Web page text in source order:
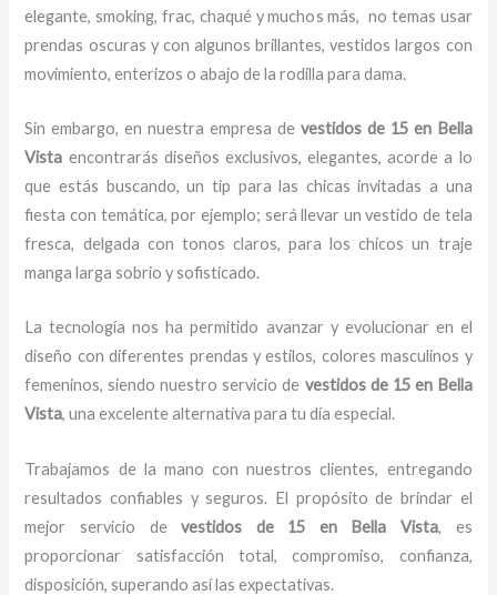
elegante, smoking, frac, chaqué y muchos más, no temas usar
prendas oscuras y con algunos brillantes, vestidos largos con
movimiento, enterizos o abajo de la rodilla para dama.
Sin embargo, en nuestra empresa de vestidos de 15en Bella
Vista encontrarás diseños exclusivos, elegantes, acorde a lo
que estás buscando, un tip para las chicas invitadas a una
fiesta con temática, por ejemplo; será llevar un vestido de tela
fresca, delgada con tonos claros, para los chicos un traje
manga larga sobrio y sofisticado.
La tecnología nos ha permitido avanzar y evolucionar en el
diseño con diferentes prendas y estilos, colores masculinos y
femeninos, siendo nuestro servicio de vestidos de 15 en Bella
Vista, una excelente alternativa para tu día especial.
Trabajamos de la mano con nuestros clientes, entregando
resultados confiables y seguros. El propósito de brindar el
mejor servicio devestidos de 15 en Bella Vista, es
proporcionar satisfacción total, compromiso, confianza,
disposición, superando así las expectativas.